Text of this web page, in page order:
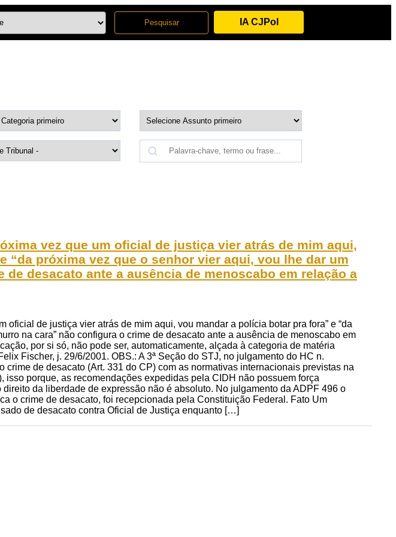
IA CJPol
vez que um oficial de justiça vier atrás de mim aqui,
“da próxima vez que o senhor vier aqui, vou lhe dar um
desacato ante a ausência de menoscabo em relação a
oficial de justiça vier atrás de mim aqui, vou mandar a polícia botar pra fora” e “da
na cara” não configura o crime de desacato ante a ausência de menoscabo em
por si só, não pode ser, automaticamente, alçada à categoria de matéria
Fischer, j. 29/6/2001. OBS.: A 3ª Seção do STJ, no julgamento do HC n.
de desacato (Art. 331 do CP) com as normativas internacionais previstas na
porque, as recomendações expedidas pela CIDH não possuem força
da liberdade de expressão não é absoluto. No julgamento da ADPF 496 o
o crime de desacato, foi recepcionada pela Constituição Federal. Fato Um
de desacato contra Oficial de Justiça enquanto […]